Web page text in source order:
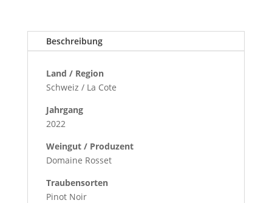
Beschreibung
Land / Region
Schweiz / La Cote
Jahrgang
2022
Weingut / Produzent
Domaine Rosset
Traubensorten
Pinot Noir